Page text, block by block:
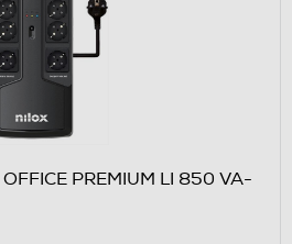
PREMIUM LI 850 VA-